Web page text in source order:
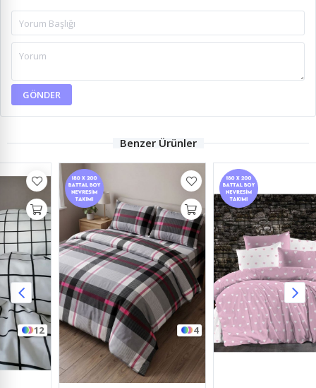
GÖNDER
Benzer Ürünler
12